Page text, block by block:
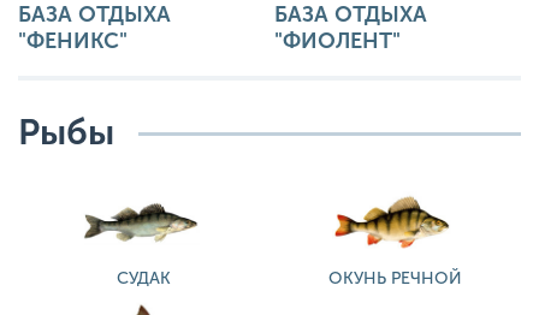
БАЗА ОТДЫХА
"ФЕНИКС"
БАЗА ОТДЫХА
"ФИОЛЕНТ"
Рыбы
СУДАК ОКУНЬ РЕЧНОЙ